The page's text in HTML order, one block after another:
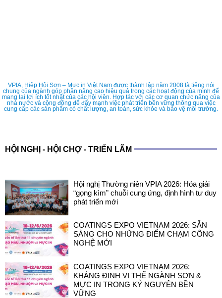
VPIA, Hiệp Hội Sơn – Mực in Việt Nam được thành lập năm 2008 là tiếng nói
chung của ngành góp phần nâng cao hiệu quả trong các hoạt động của mình để
mang lại lợi ích tốt nhất của các hội viên. Hợp tác với các cơ quan chức năng của
nhà nước và cộng đồng để đẩy mạnh việc phát triển bền vững thông qua việc
cung cấp các sản phẩm có chất lượng, an toàn, sức khỏe và bảo vệ môi trường.
HỘI NGHỊ - HỘI CHỢ - TRIỂN LÃM
Hội nghị Thường niên VPIA 2026: Hóa giải
“gọng kìm” chuỗi cung ứng, định hình tư duy
phát triển mới
COATINGS EXPO VIETNAM 2026: SẴN
SÀNG CHO NHỮNG ĐIỂM CHẠM CÔNG
NGHỆ MỚI
COATINGS EXPO VIETNAM 2026:
KHẲNG ĐỊNH VỊ THẾ NGÀNH SƠN &
MỰC IN TRONG KỶ NGUYÊN BỀN
VỮNG